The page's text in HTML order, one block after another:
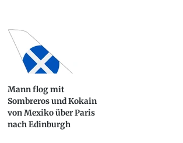
Mann flog mit
Sombreros und Kokain
von Mexiko über Paris
nach Edinburgh